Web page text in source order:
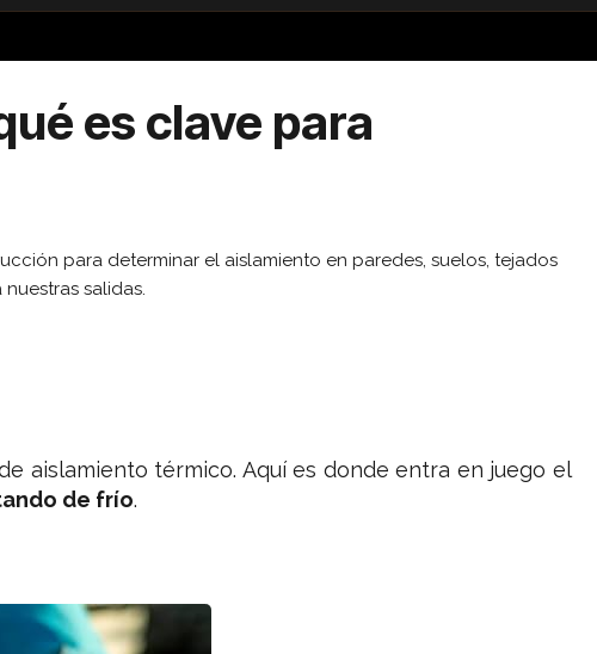
es clave para
para determinar el aislamiento en paredes, suelos, tejados
salidas.
aislamiento térmico. Aquí es donde entra en juego el
de frío.